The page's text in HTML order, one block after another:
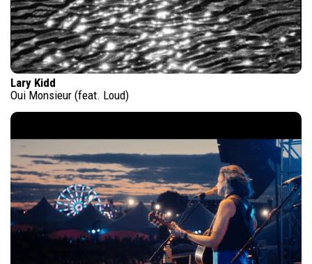
Lary Kidd
Oui Monsieur (feat. Loud)